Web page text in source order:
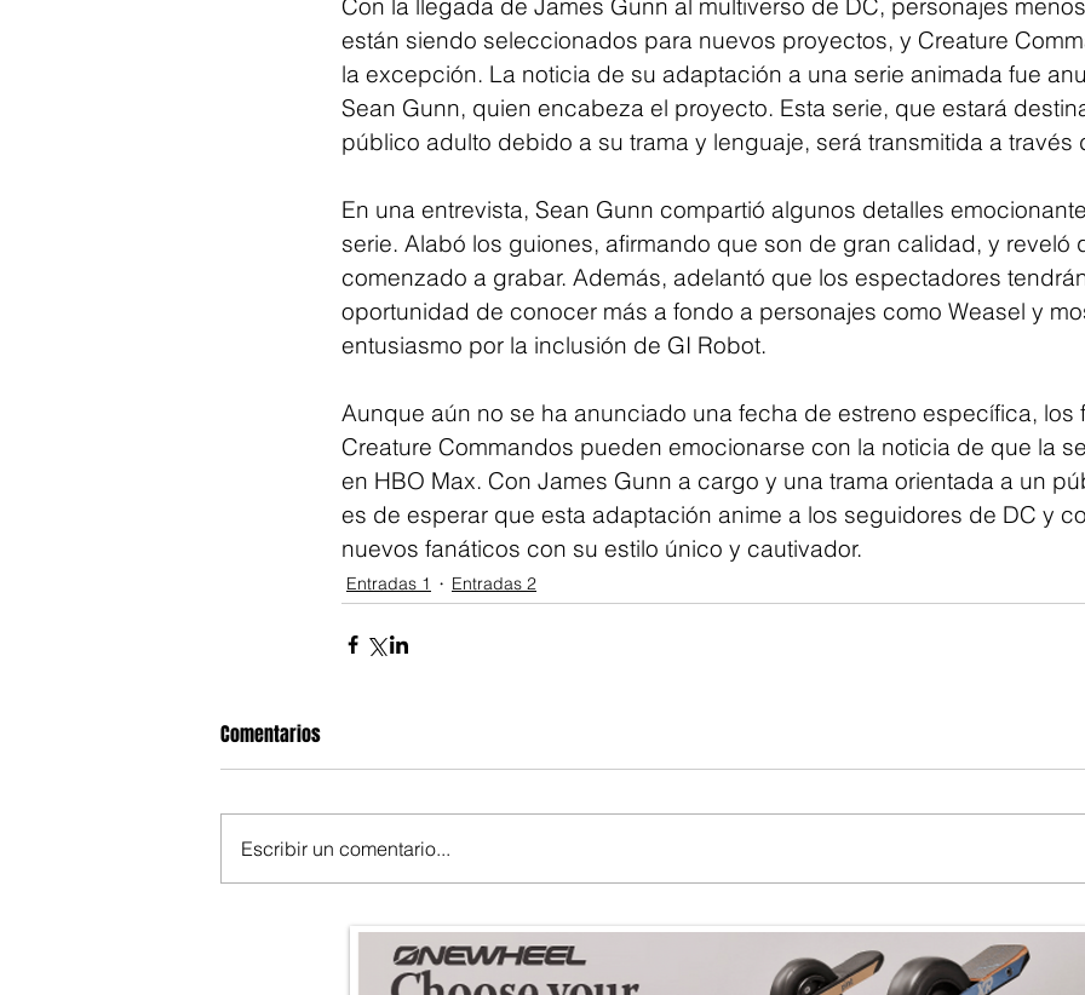
Con la llegada de James Gunn al multiverso de DC, personajes
están siendo seleccionados para nuevos proyectos, y Creature
la excepción. La noticia de su adaptación a una serie animada fue
Sean Gunn, quien encabeza el proyecto. Esta serie, que estará
público adulto debido a su trama y lenguaje, será transmitida a través
En una entrevista, Sean Gunn compartió algunos detalles
serie. Alabó los guiones, afirmando que son de gran calidad, y reveló
comenzado a grabar. Además, adelantó que los espectadores
oportunidad de conocer más a fondo a personajes como Weasel y
entusiasmo por la inclusión de GI Robot.
Aunque aún no se ha anunciado una fecha de estreno específica, los
Creature Commandos pueden emocionarse con la noticia de que la
en HBO Max. Con James Gunn a cargo y una trama orientada a un
es de esperar que esta adaptación anime a los seguidores de DC y
nuevos fanáticos con su estilo único y cautivador.
Entradas 1 Entradas 2
Comentarios
Escribir un comentario...